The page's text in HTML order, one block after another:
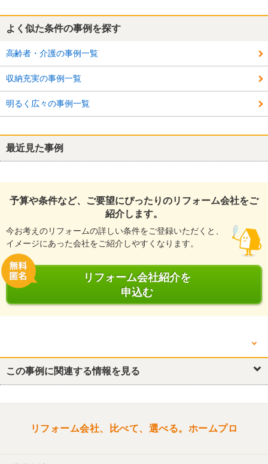
よく似た条件の事例を探す
高齢者・介護の事例一覧
収納充実の事例一覧
明るく広々の事例一覧
最近見た事例
予算や条件など、ご要望にぴったりのリフォーム会社をご
紹介します。
今お考えのリフォームの詳しい条件をご登録いただくと、
イメージにあった会社をご紹介しやすくなります。
リフォーム会社紹介を
申込む
他の箇所を見る
リフォーム概要 キッチン・台所 トイレ
この事例に関連する情報を見る
リフォーム会社、比べて、選べる。ホームプロ